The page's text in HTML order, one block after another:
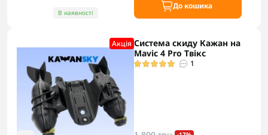
В наявності
До кошика
Акцiя Система скиду Кажан на
Mavic 4 Pro Твікс
1